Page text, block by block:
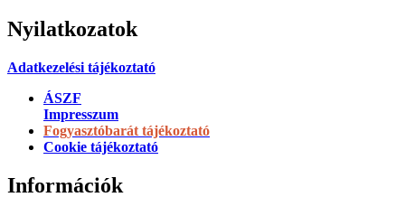
Nyilatkozatok
Adatkezelési tájékoztató
ÁSZF
Impresszum
Fogyasztóbarát tájékoztató
Cookie tájékoztató
Információk